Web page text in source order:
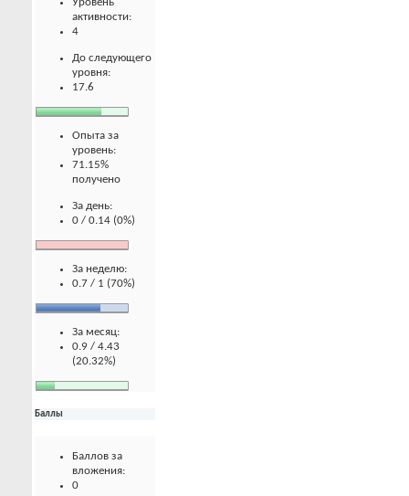
Уровень
активности:
4
До следующего
уровня:
17.6
Опыта за
уровень:
71.15%
получено
За день:
0 / 0.14 (0%)
За неделю:
0.7 / 1 (70%)
За месяц:
0.9 / 4.43
(20.32%)
Баллы
Баллов за
вложения:
0